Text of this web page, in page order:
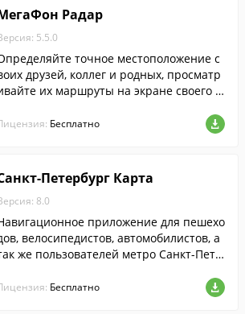
Радар
5.5.0
точное местоположение с
друзей, коллег и родных, просматр
их маршруты на экране своего iP
доступны только для абонентов М
Бесплатно
Петербург Карта
8.0
приложение для пешехо
велосипедистов, автомобилистов, а
же пользователей метро Санкт-Пете
Бесплатно